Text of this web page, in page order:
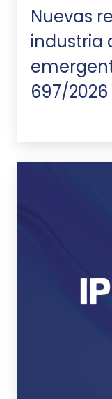
Nuevas
industria
697/2026